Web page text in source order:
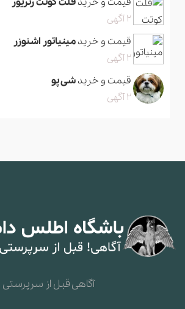
2 آگهی
قیمت و خریدمینیاتور اشنوزر
2 آگهی
قیمت و خریدشی پو
2 آگهی
آگاهی قبل از سرپرستی